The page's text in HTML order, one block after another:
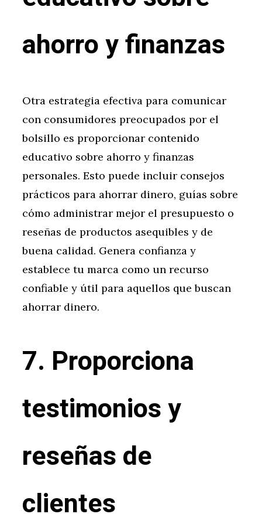
ahorro y finanzas
Otra estrategia efectiva para comunicar
con consumidores preocupados por el
bolsillo es proporcionar contenido
educativo sobre ahorro y finanzas
personales. Esto puede incluir consejos
prácticos para ahorrar dinero, guías sobre
cómo administrar mejor el presupuesto o
reseñas de productos asequibles y de
buena calidad. Genera confianza y
establece tu marca como un recurso
confiable y útil para aquellos que buscan
ahorrar dinero.
7. Proporciona
testimonios y
reseñas de
clientes